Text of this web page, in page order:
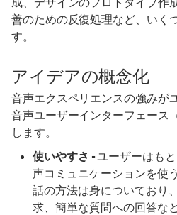
善のための反復処理など、いく
す。
アイデアの概念化
音声エクスペリエンスの強みが
音声ユーザーインターフェース
します。
使いやすさ -ユーザーはも
声コミュニケーションを使
話の方法は身についており
求、簡単な質問への回答な